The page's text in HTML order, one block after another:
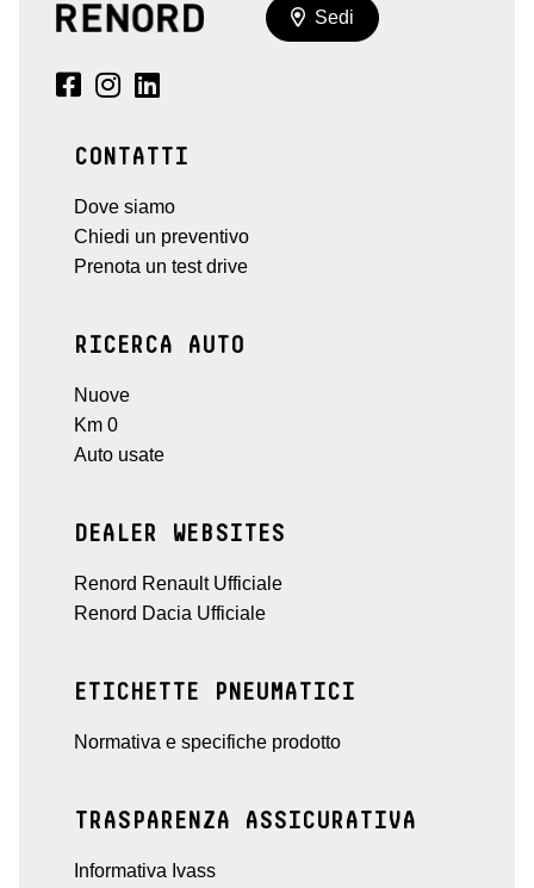
Sedi
CONTATTI
Dove siamo
Chiedi un preventivo
Prenota un test drive
RICERCA AUTO
Nuove
Km 0
Auto usate
DEALER WEBSITES
Renord Renault Ufficiale
Renord Dacia Ufficiale
ETICHETTE PNEUMATICI
Normativa e specifiche prodotto
TRASPARENZA ASSICURATIVA
Informativa Ivass